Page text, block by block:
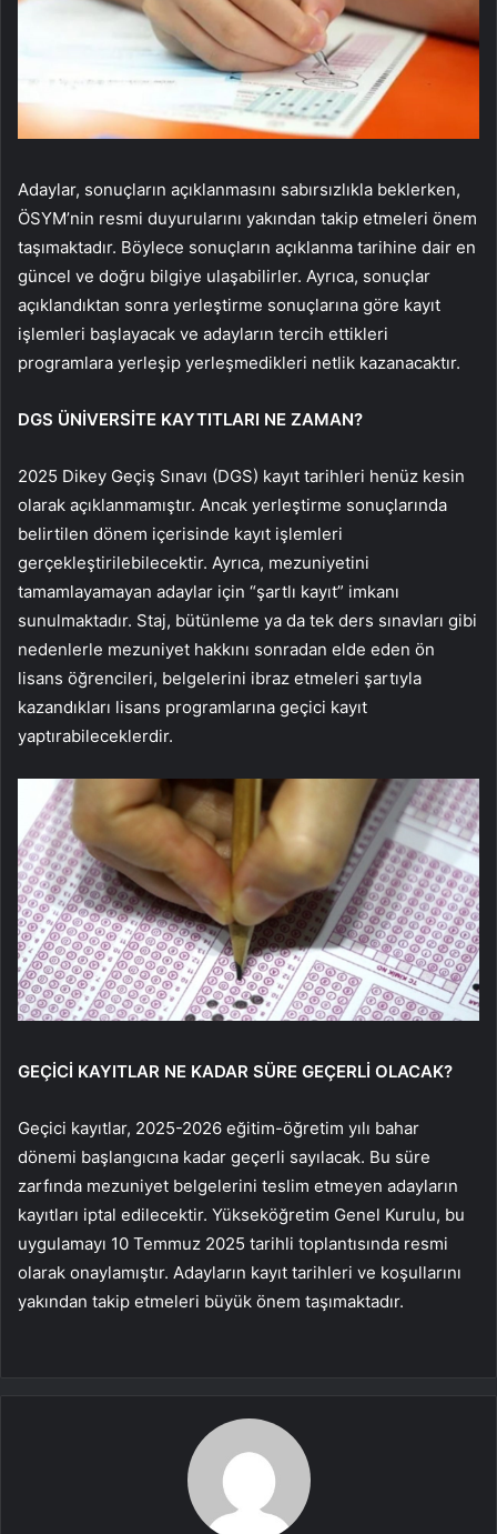
Adaylar, sonuçların açıklanmasını sabırsızlıkla beklerken,
ÖSYM’nin resmi duyurularını yakından takip etmeleri önem
taşımaktadır. Böylece sonuçların açıklanma tarihine dair en
güncel ve doğru bilgiye ulaşabilirler. Ayrıca, sonuçlar
açıklandıktan sonra yerleştirme sonuçlarına göre kayıt
işlemleri başlayacak ve adayların tercih ettikleri
programlara yerleşip yerleşmedikleri netlik kazanacaktır.
DGS ÜNİVERSİTE KAYTITLARI NE ZAMAN?
2025 Dikey Geçiş Sınavı (DGS) kayıt tarihleri henüz kesin
olarak açıklanmamıştır. Ancak yerleştirme sonuçlarında
belirtilen dönem içerisinde kayıt işlemleri
gerçekleştirilebilecektir. Ayrıca, mezuniyetini
tamamlayamayan adaylar için “şartlı kayıt” imkanı
sunulmaktadır. Staj, bütünleme ya da tek ders sınavları gibi
nedenlerle mezuniyet hakkını sonradan elde eden ön
lisans öğrencileri, belgelerini ibraz etmeleri şartıyla
kazandıkları lisans programlarına geçici kayıt
yaptırabileceklerdir.
GEÇİCİ KAYITLAR NE KADAR SÜRE GEÇERLİ OLACAK?
Geçici kayıtlar, 2025-2026 eğitim-öğretim yılı bahar
dönemi başlangıcına kadar geçerli sayılacak. Bu süre
zarfında mezuniyet belgelerini teslim etmeyen adayların
kayıtları iptal edilecektir. Yükseköğretim Genel Kurulu, bu
uygulamayı 10 Temmuz 2025 tarihli toplantısında resmi
olarak onaylamıştır. Adayların kayıt tarihleri ve koşullarını
yakından takip etmeleri büyük önem taşımaktadır.